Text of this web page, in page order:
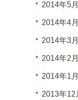
2014年5
2014年4
2014年3
2014年2
2014年1
2013年12